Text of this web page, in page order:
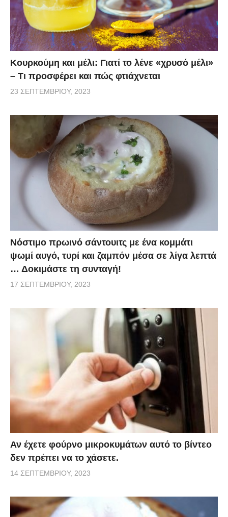
Κουρκούμη και μέλι: Γιατί το λένε «χρυσό μέλι»
– Τι προσφέρει και πώς φτιάχνεται
23 ΣΕΠΤΕΜΒΡΊΟΥ, 2023
Νόστιμο πρωινό σάντουιτς με ένα κομμάτι
ψωμί αυγό, τυρί και ζαμπόν μέσα σε λίγα λεπτά
… Δοκιμάστε τη συνταγή!
17 ΣΕΠΤΕΜΒΡΊΟΥ, 2023
Αν έχετε φούρνο μικροκυμάτων αυτό το βίντεο
δεν πρέπει να το χάσετε.
14 ΣΕΠΤΕΜΒΡΊΟΥ, 2023